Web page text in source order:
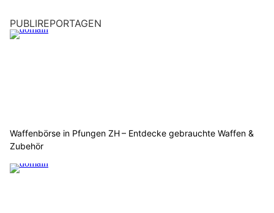
PUBLIREPORTAGEN
Waffenbörse in Pfungen ZH – Entdecke gebrauchte Waffen &
Zubehör